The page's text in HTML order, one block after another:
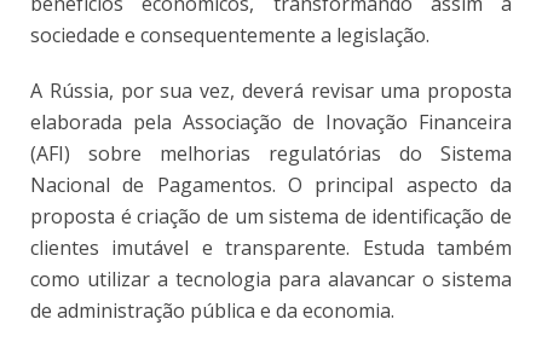
sociedade e consequentemente a legislação.
A Rússia, por sua vez, deverá revisar uma proposta
elaborada pela Associação de Inovação Financeira
(AFI) sobre melhorias regulatórias do Sistema
Nacional de Pagamentos. O principal aspecto da
proposta é criação de um sistema de identificação de
clientes imutável e transparente. Estuda também
como utilizar a tecnologia para alavancar o sistema
de administração pública e da economia.